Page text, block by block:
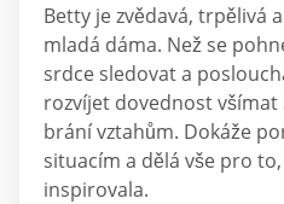
Betty je zvědavá, trpělivá
mladá dáma. Než se
srdce sledovat a
rozvíjet dovednost
brání vztahům. Dokáže
situacím a dělá vše pro
inspirovala.